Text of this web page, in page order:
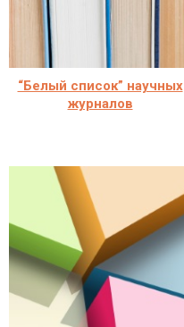
“Белый список” научных
журналов